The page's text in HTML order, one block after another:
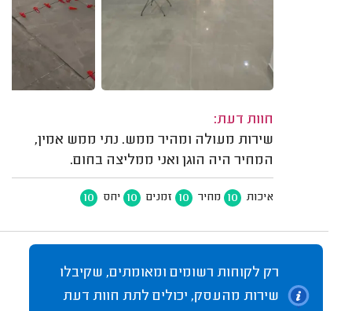
חוות דעת:
שירות מעולה ומהיר ממש. נתי ממש אמין,
המחיר היה הוגן ואני ממליצה בחום.
איכות 10 מחיר 10 זמנים 10 יחס 10
רק לקוחות רשומים ומאומתים, שקיבלו
שירות מהעסק, יכולים לתת חוות דעת